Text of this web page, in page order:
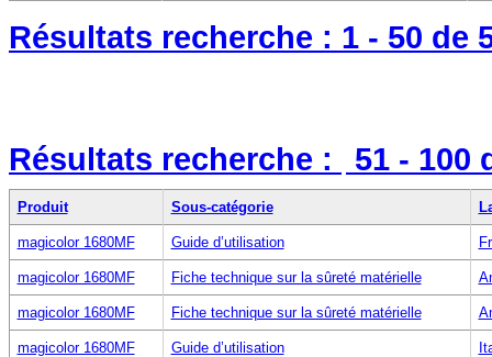
Résultats recherche : 1 - 50 de
Résultats recherche : 51 - 100
Produit Sous-catégorie
magicolor 1680MF Guide d’utilisation
magicolor 1680MF Fiche technique sur la sûreté matérielle
magicolor 1680MF Fiche technique sur la sûreté matérielle
magicolor 1680MF Guide d’utilisation